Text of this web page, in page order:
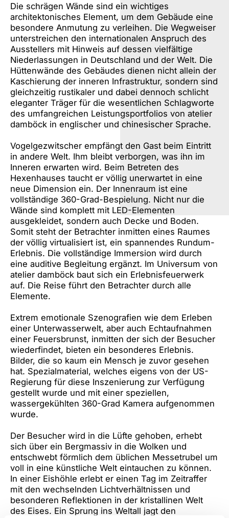
Die schrägen Wände sind ein wichtiges
architektonisches Element, um dem Gebäude eine
besondere Anmutung zu verleihen. Die Wegweiser
unterstreichen den internationalen Anspruch des
Ausstellers mit Hinweis auf dessen vielfältige
Niederlassungen in Deutschland und der Welt. Die
Hüttenwände des Gebäudes dienen nicht allein der
Kaschierung der inneren Infrastruktur, sondern sind
gleichzeitig rustikaler und dabei dennoch schlicht
eleganter Träger für die wesentlichen Schlagworte
des umfangreichen Leistungsportfolios von atelier
damböck in englischer und chinesischer Sprache.
Vogelgezwitscher empfängt den Gast beim Eintritt
in andere Welt. Ihm bleibt verborgen, was ihn im
Inneren erwarten wird. Beim Betreten des
Hexenhauses taucht er völlig unerwartet in eine
neue Dimension ein. Der Innenraum ist eine
vollständige 360-Grad-Bespielung. Nicht nur die
Wände sind komplett mit LED-Elementen
ausgekleidet, sondern auch Decke und Boden.
Somit steht der Betrachter inmitten eines Raumes
der völlig virtualisiert ist, ein spannendes Rundum-
Erlebnis. Die vollständige Immersion wird durch
eine auditive Begleitung ergänzt. Im Universum von
atelier damböck baut sich ein Erlebnisfeuerwerk
auf. Die Reise führt den Betrachter durch alle
Elemente.
Extrem emotionale Szenografien wie dem Erleben
einer Unterwasserwelt, aber auch Echtaufnahmen
einer Feuersbrunst, inmitten der sich der Besucher
wiederfindet, bieten ein besonderes Erlebnis.
Bilder, die so kaum ein Mensch je zuvor gesehen
hat. Spezialmaterial, welches eigens von der US-
Regierung für diese Inszenierung zur Verfügung
gestellt wurde und mit einer speziellen,
wassergekühlten 360-Grad Kamera aufgenommen
wurde.
Der Besucher wird in die Lüfte gehoben, erhebt
sich über ein Bergmassiv in die Wolken und
entschwebt förmlich dem üblichen Messetrubel um
voll in eine künstliche Welt eintauchen zu können.
In einer Eishöhle erlebt er einen Tag im Zeitraffer
mit den wechselnden Lichtverhältnissen und
besonderen Reflektionen in der kristallinen Welt
des Eises. Ein Sprung ins Weltall jagt den